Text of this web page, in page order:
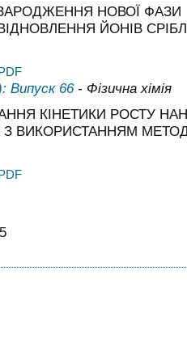
НОВОЇ ФАЗИ
ЙОНІВ
PDF
Випуск 66- Фізична хімія
КІНЕТИКИ РОСТУ
З ВИКОРИСТАННЯМ
PDF